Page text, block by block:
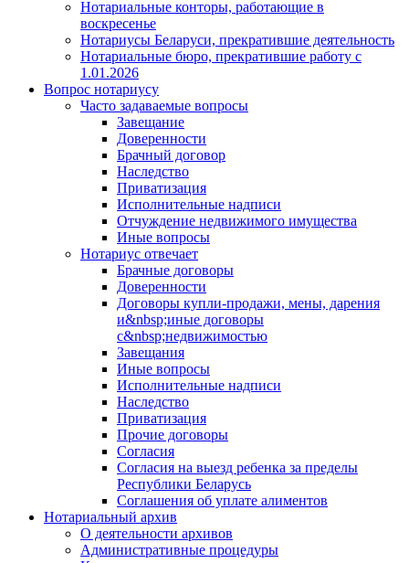
Нотариальные конторы, работающие в
воскресенье
Нотариусы Беларуси, прекратившие деятельность
Нотариальные бюро, прекратившие работу с
1.01.2026
Вопрос нотариусу
Часто задаваемые вопросы
Завещание
Доверенности
Брачный договор
Наследство
Приватизация
Исполнительные надписи
Отчуждение недвижимого имущества
Иные вопросы
Нотариус отвечает
Брачные договоры
Доверенности
Договоры купли-продажи, мены, дарения
и&nbsp;иные договоры
с&nbsp;недвижимостью
Завещания
Иные вопросы
Исполнительные надписи
Наследство
Приватизация
Прочие договоры
Согласия
Согласия на выезд ребенка за пределы
Республики Беларусь
Соглашения об уплате алиментов
Нотариальный архив
О деятельности архивов
Административные процедуры